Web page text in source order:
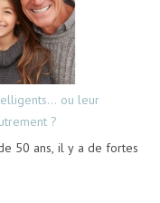
ou leur
?
50 ans, il y a de fortes